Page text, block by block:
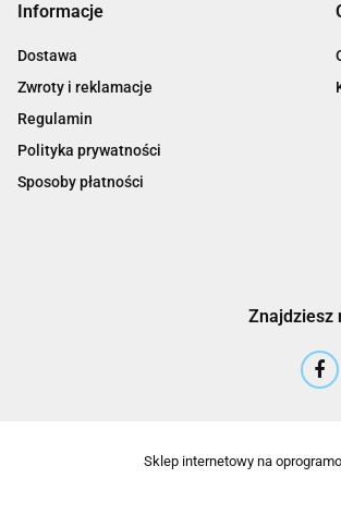
Informacje
Dostawa
Zwroty i reklamacje
Regulamin
Polityka prywatności
Sposoby płatności
Znajdziesz
Sklep internetowy na